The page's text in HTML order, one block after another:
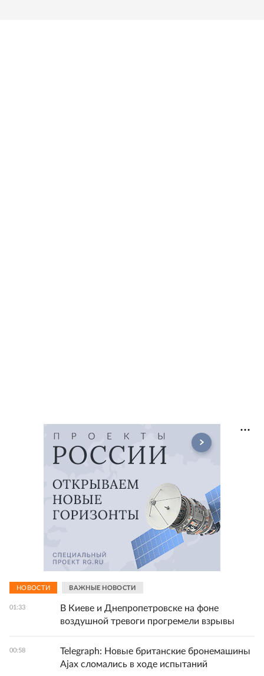
НОВОСТИ ВАЖНЫЕ НОВОСТИ
01:33
В Киеве и Днепропетровске на фоне
воздушной тревоги прогремели взрывы
00:58
Telegraph: Новые британские бронемашины
Ajax сломались в ходе испытаний